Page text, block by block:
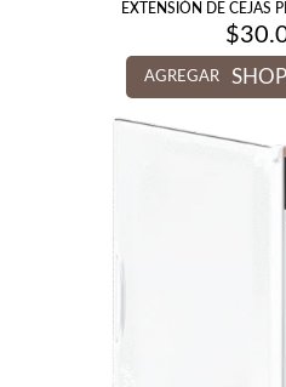
EXTENSIÓN DE CEJAS
$
AGREGAR